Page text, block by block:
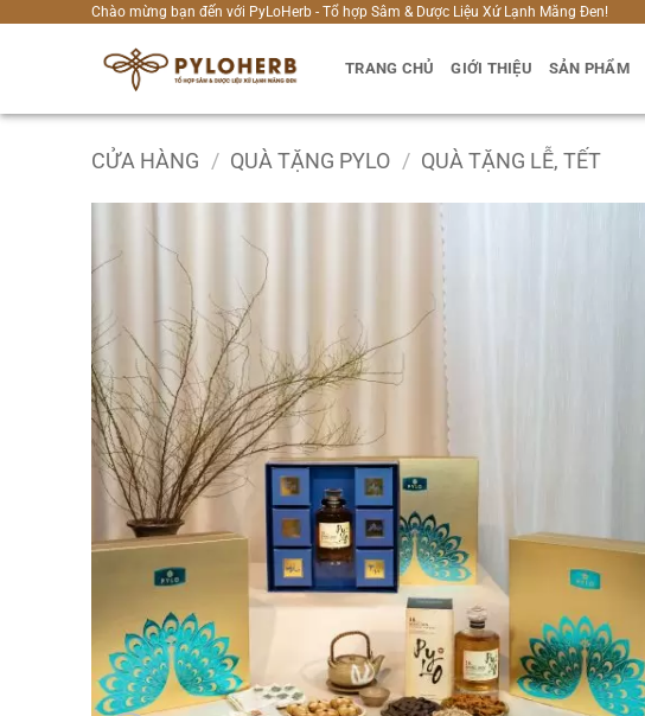
Chào mừng bạn đến với PyLoHerb - Tổ hợp Sâm & Dược Liệu Xứ Lạnh Măng Đen!
TRANG CHỦ GIỚI THIỆU SẢN PHẨM
CỬA HÀNG / QUÀ TẶNG PYLO / QUÀ TẶNG LỄ, TẾT